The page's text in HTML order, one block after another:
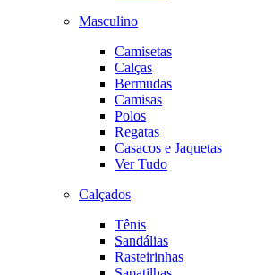
Masculino
Camisetas
Calças
Bermudas
Camisas
Polos
Regatas
Casacos e Jaquetas
Ver Tudo
Calçados
Tênis
Sandálias
Rasteirinhas